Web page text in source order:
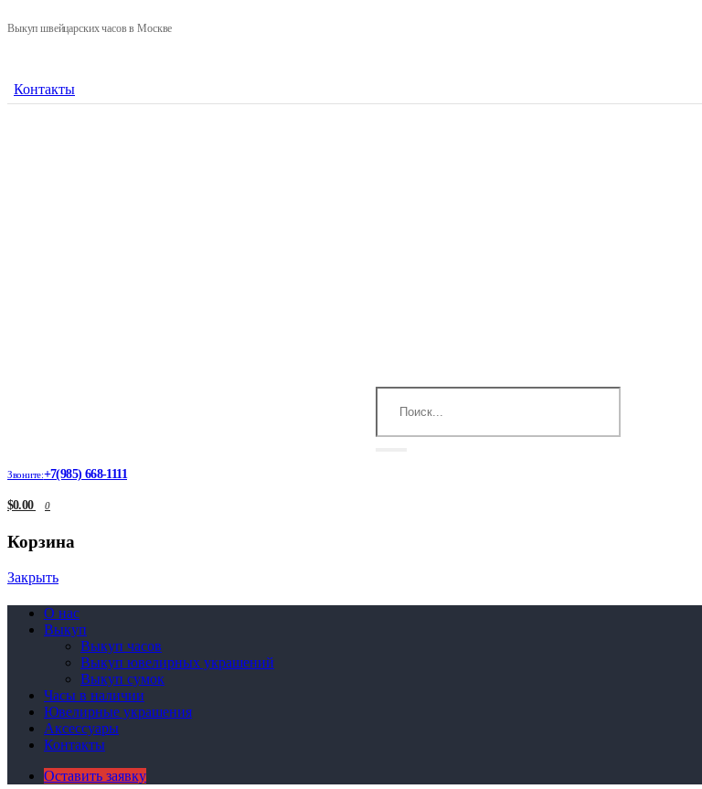
Выкуп швейцарских часов в Москве
Контакты
Звоните:+7(985) 668-1111
$0.00 0
Корзина
Закрыть
О нас
Выкуп
Выкуп часов
Выкуп ювелирных украшений
Выкуп сумок
Часы в наличии
Ювелирные украшения
Аксессуары
Контакты
Оставить заявку